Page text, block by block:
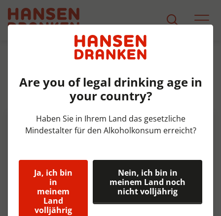
Produkt Detail
Texels Tuunwal Tripel Fust 20
Are you of legal drinking age in
your country?
Haben Sie in Ihrem Land das gesetzliche
Mindestalter für den Alkoholkonsum erreicht?
Ja, ich bin
in
meinem
Land
volljährig
Nein, ich bin in
meinem Land noch
nicht volljährig